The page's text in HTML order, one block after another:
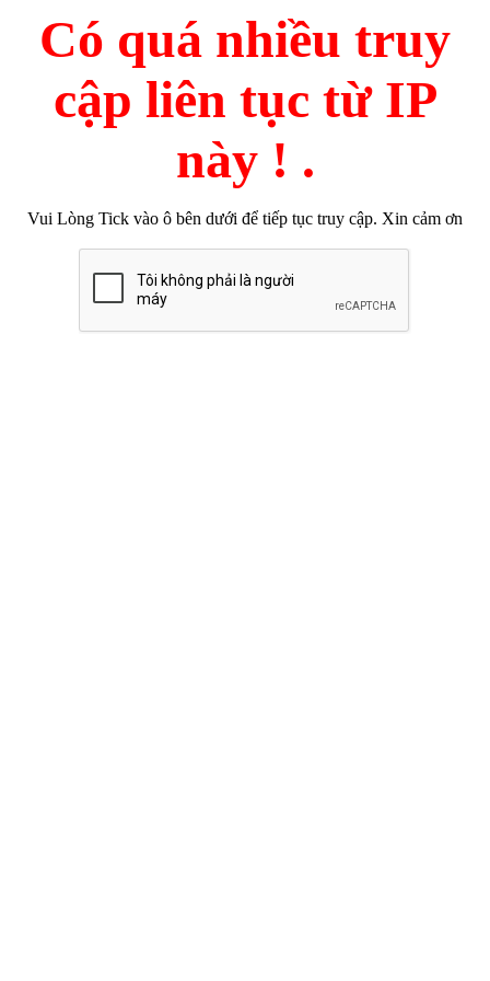
Có quá nhiều truy
cập liên tục từ IP
này ! .
Vui Lòng Tick vào ô bên dưới để tiếp tục truy cập. Xin cảm ơn